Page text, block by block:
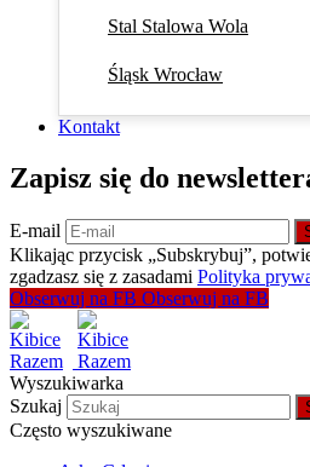
Stal Stalowa Wola
Śląsk Wrocław
Kontakt
Zapisz się do
E-mail
Klikając przycisk „Subskrybuj”,
zgadzasz się z zasadami Polityka
Obserwuj na FB Obserwuj na FB
Wyszukiwarka
Szukaj
Często wyszukiwane